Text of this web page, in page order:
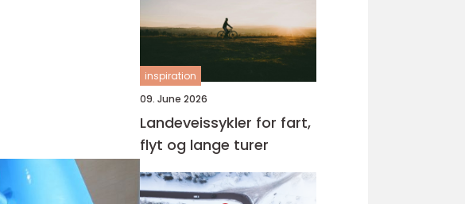
inspiration
09. June 2026
Landeveissykler for fart,
flyt og lange turer